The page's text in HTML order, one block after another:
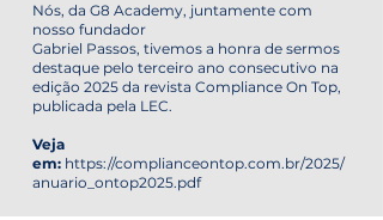
Nós, da G8 Academy, juntamente com
nosso fundador
Gabriel Passos, tivemos a honra de sermos
destaque pelo terceiro ano consecutivo na
edição 2025 da revista Compliance On Top,
publicada pela LEC.
Veja
em: https://complianceontop.com.br/2025/
anuario_ontop2025.pdf